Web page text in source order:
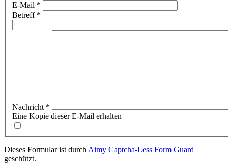
E-Mail *
Betreff*
Nachricht *
Eine Kopie dieser E-Mail erhalten
Dieses Formular ist durch Aimy Captcha-Less Form Guard
geschützt.